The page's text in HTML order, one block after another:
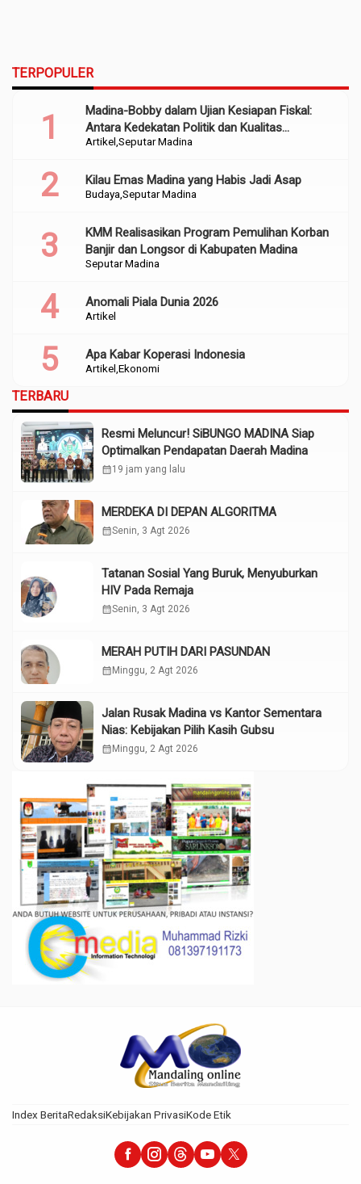
TERPOPULER
Artikel Seputar Madina
Madina-Bobby dalam Ujian Kesiapan Fiskal:
Antara Kedekatan Politik dan Kualitas
Perencanaan
Budaya Seputar Madina
Kilau Emas Madina yang Habis Jadi Asap
Seputar Madina
KMM Realisasikan Program Pemulihan Korban
Banjir dan Longsor di Kabupaten Madina
Artikel
Anomali Piala Dunia 2026
Artikel Ekonomi
Apa Kabar Koperasi Indonesia
TERBARU
Resmi Meluncur! SiBUNGO MADINA Siap
Optimalkan Pendapatan Daerah Madina
calendar_month19 jam yang lalu
MERDEKA DI DEPAN ALGORITMA
calendar_monthSenin, 3 Agt 2026
Tatanan Sosial Yang Buruk, Menyuburkan
HIV Pada Remaja
calendar_monthSenin, 3 Agt 2026
MERAH PUTIH DARI PASUNDAN
calendar_monthMinggu, 2 Agt 2026
Jalan Rusak Madina vs Kantor Sementara
Nias: Kebijakan Pilih Kasih Gubsu
calendar_monthMinggu, 2 Agt 2026
Index BeritaRedaksiKebijakan PrivasiKode Etik